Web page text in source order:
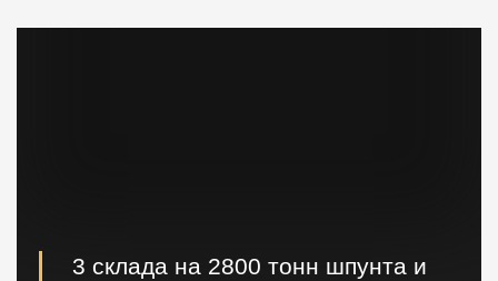
3 склада на 2800 тонн шпунта и